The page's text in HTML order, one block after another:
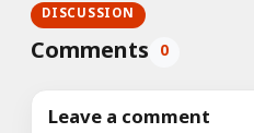
DISCUSSION
Comments 0
Leave a comment